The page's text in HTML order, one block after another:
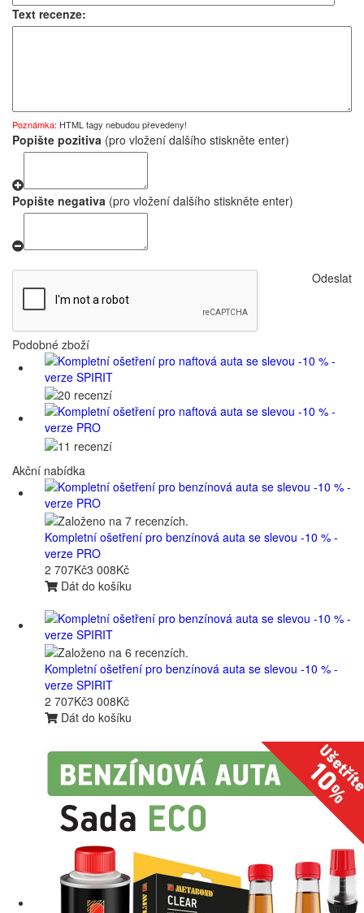
Text recenze:
Poznámka: HTML tagy nebudou převedeny!
Popište pozitiva (pro vložení dalšího stiskněte enter)
Popište negativa (pro vložení dalšího stiskněte enter)
Odeslat
Podobné zboží
Akční nabídka
Kompletní ošetření pro benzínová auta se slevou -10 % -
verze PRO
2 707Kč3 008Kč
Dát do košíku
Kompletní ošetření pro benzínová auta se slevou -10 % -
verze SPIRIT
2 707Kč3 008Kč
Dát do košíku